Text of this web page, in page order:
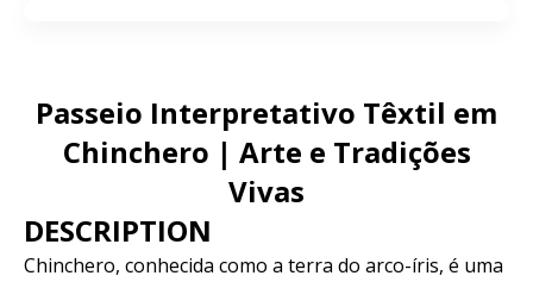
Manu
Puno
Camino Inca
Iquitos
Machu Picchu
BLOG
Passeio Interpretativo Têxtil em
Chinchero | Arte e Tradições
Vivas
DESCRIPTION
Chinchero, conhecida como a terra do arco-íris, é uma